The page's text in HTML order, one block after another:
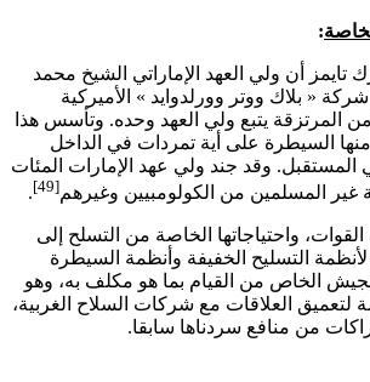
:
أن ولي العهد الإماراتي الشيخ محمد
« بلاك ووتر وورلدوايد » الأميركية
يتبع ولي العهد وحده. وتأسس هذا
السيطرة على أية تمردات في الداخل
المستقبل. وقد جند ولي عهد الإمارات المئات
غير المسلمين من الكولومبيين وغيرهم[49]
.
واحتياجاتها الخاصة من التسلح إلى
التسليح الخفيفة وأنظمة السيطرة
الجيش الخاص من القيام بما هو مكلف به، وهو
العلاقات مع شركات السلاح الغربية،
من منافع سردناها سابقا.